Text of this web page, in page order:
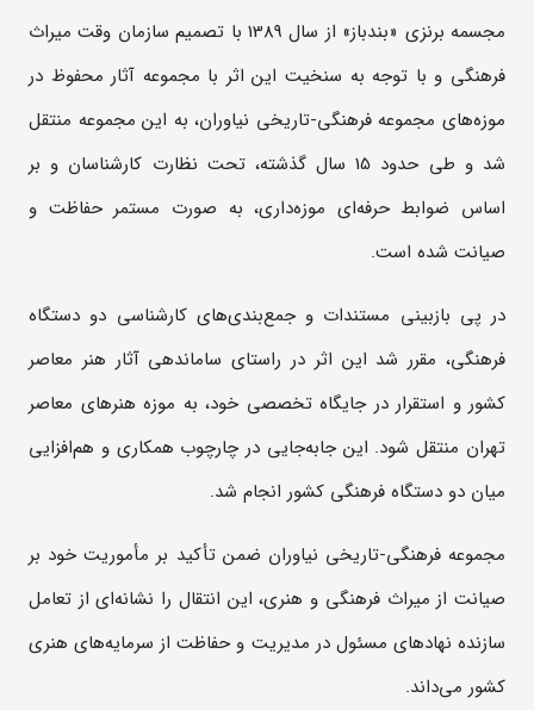
مجسمه برنزی «بندباز» از سال 1389 با تصمیم سازمان وقت میراث
فرهنگی و با توجه به سنخیت این اثر با مجموعه آثار محفوظ در
موزه‌های مجموعه فرهنگی‌-تاریخی نیاوران، به این مجموعه منتقل
شد و طی حدود 15 سال گذشته، تحت نظارت کارشناسان و بر
اساس ضوابط حرفه‌ای موزه‌داری، به صورت مستمر حفاظت و
صیانت شده است.
در پی بازبینی مستندات و جمع‌بندی‌های کارشناسی دو دستگاه
فرهنگی، مقرر شد این اثر در راستای ساماندهی آثار هنر معاصر
کشور و استقرار در جایگاه تخصصی خود، به موزه هنرهای معاصر
تهران منتقل شود. این جابه‌جایی در چارچوب همکاری و هم‌افزایی
میان دو دستگاه فرهنگی کشور انجام شد.
مجموعه فرهنگی-‌تاریخی نیاوران ضمن تأکید بر مأموریت خود بر
صیانت از میراث فرهنگی و هنری، این انتقال را نشانه‌ای از تعامل
سازنده نهادهای مسئول در مدیریت و حفاظت از سرمایه‌های هنری
کشور می‌داند.